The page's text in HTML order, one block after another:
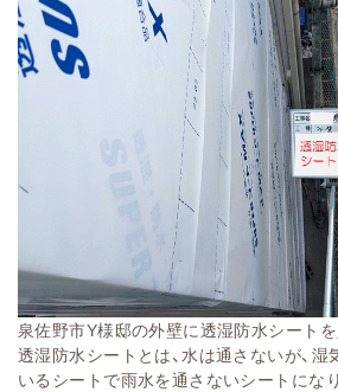
泉佐野市Y様邸の外壁に透湿防水シートを
透湿防水シートとは、水は通さないが、
いるシートで雨水を通さないシートにな